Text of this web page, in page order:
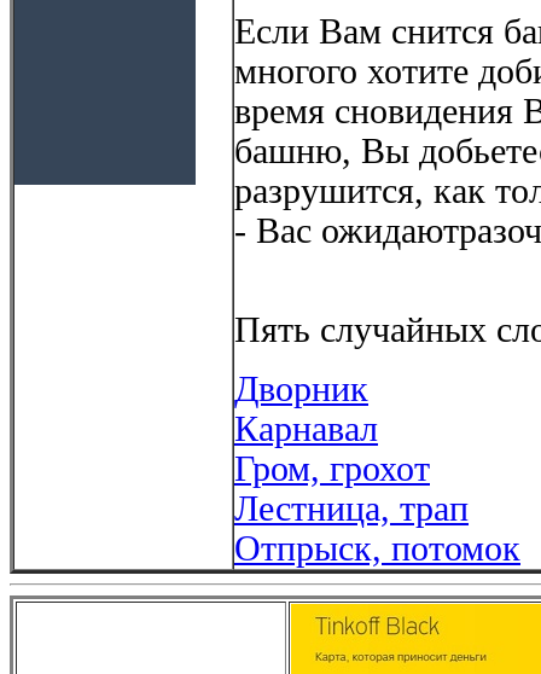
Если Вам снится
многого хотите
время сновидения
башню, Вы
разрушится, как
- Вас
Пять случайных
Дворник
Карнавал
Гром, грохот
Лестница, трап
Отпрыск, потомок